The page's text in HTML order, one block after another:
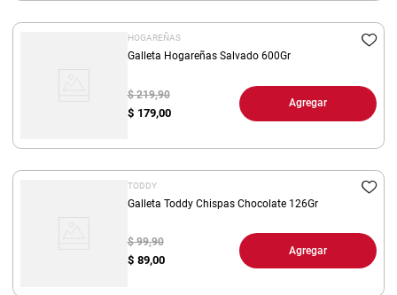
HOGAREÑAS
Galleta Hogareñas Salvado 600Gr
$ 179,00
$ 219,90
Agregar
TODDY
Galleta Toddy Chispas Chocolate 126Gr
$ 89,00
$ 99,90
Agregar